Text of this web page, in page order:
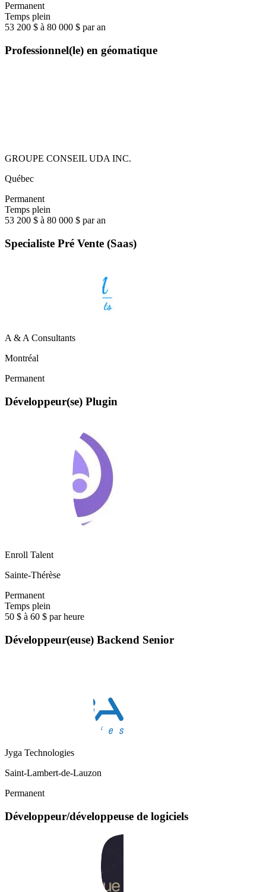
Permanent
Temps plein
53 200 $ à 80 000 $ par an
Professionnel(le) en géomatique
GROUPE CONSEIL UDA INC.
Québec
Permanent
Temps plein
53 200 $ à 80 000 $ par an
Specialiste Pré Vente (Saas)
A & A Consultants
Montréal
Permanent
Développeur(se) Plugin
Enroll Talent
Sainte-Thérèse
Permanent
Temps plein
50 $ à 60 $ par heure
Développeur(euse) Backend Senior
Jyga Technologies
Saint-Lambert-de-Lauzon
Permanent
Développeur/développeuse de logiciels